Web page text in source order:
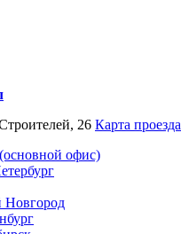
26 Карта проезда
офис)